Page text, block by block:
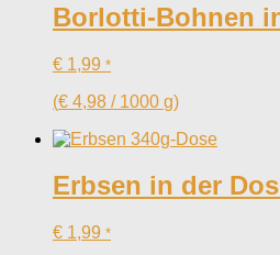
Borlotti-Bohnen
€ 1,99 *
(€ 4,98 / 1000 g)
Erbsen in der
€ 1,99 *